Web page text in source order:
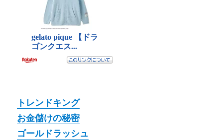
トレンドキング
お金儲けの秘密
ゴールドラッシュ